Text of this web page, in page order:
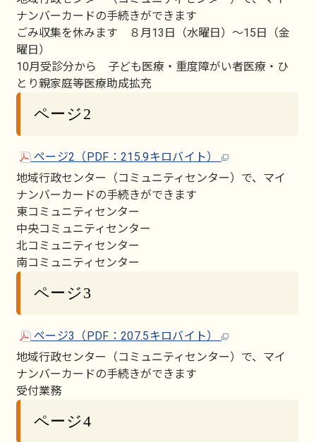
ナンバーカードの手続きができます
ごみ収集を休みます ８月13日（水曜日）～15日（金
曜日）
10月受診分から 子ども医療・重度障がい者医療・ひ
とり親家庭等医療助成拡充
ページ2
ページ2（PDF：215.9キロバイト）
地域行政センター（コミュニティセンター）で、マイ
ナンバーカードの手続きができます
東コミュニティセンター
中央コミュニティセンター
北コミュニティセンター
南コミュニティセンター
ページ3
ページ3（PDF：207.5キロバイト）
地域行政センター（コミュニティセンター）で、マイ
ナンバーカードの手続きができます
受付業務
ページ4